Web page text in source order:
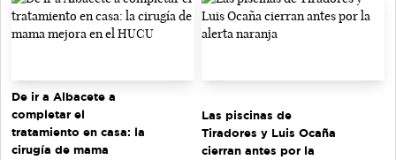
De ir a Albacete a
completar el
tratamiento en casa: la
cirugía de mama
Las piscinas de
Tiradores y Luis Ocaña
cierran antes por la